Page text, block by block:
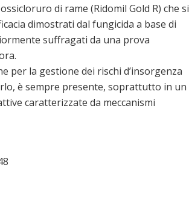
di rame (Ridomil Gold R) che si
dimostrati dal fungicida a base di
suffragati da una prova
per la gestione dei rischi d’insorgenza
è sempre presente, soprattutto in un
caratterizzate da meccanismi